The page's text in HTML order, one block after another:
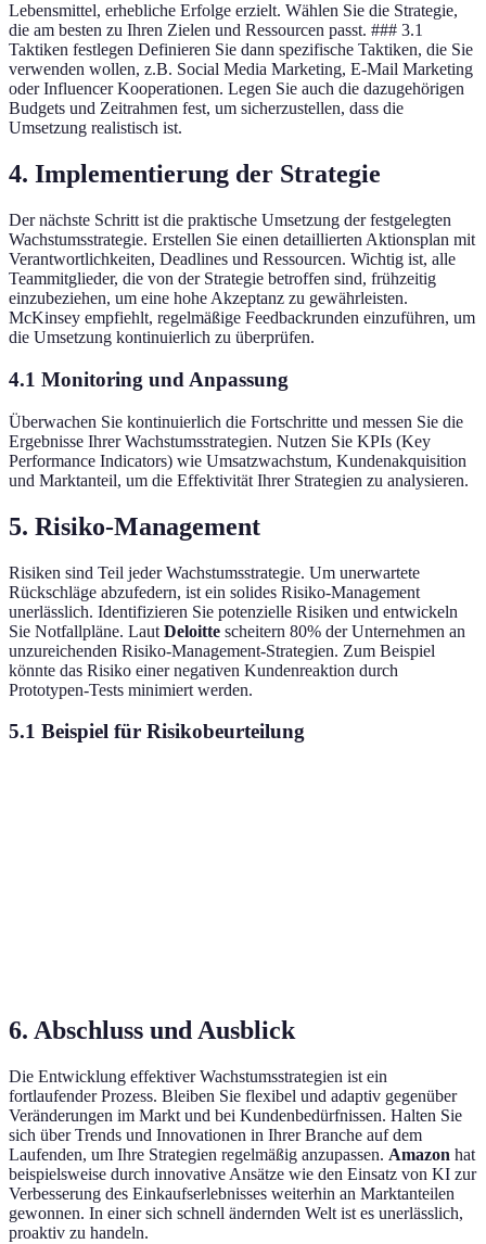
Lebensmittel, erhebliche Erfolge erzielt. Wählen Sie die Strategie,
die am besten zu Ihren Zielen und Ressourcen passt. ### 3.1
Taktiken festlegen Definieren Sie dann spezifische Taktiken, die Sie
verwenden wollen, z.B. Social Media Marketing, E-Mail Marketing
oder Influencer Kooperationen. Legen Sie auch die dazugehörigen
Budgets und Zeitrahmen fest, um sicherzustellen, dass die
Umsetzung realistisch ist.
4. Implementierung der Strategie
Der nächste Schritt ist die praktische Umsetzung der festgelegten
Wachstumsstrategie. Erstellen Sie einen detaillierten Aktionsplan mit
Verantwortlichkeiten, Deadlines und Ressourcen. Wichtig ist, alle
Teammitglieder, die von der Strategie betroffen sind, frühzeitig
einzubeziehen, um eine hohe Akzeptanz zu gewährleisten.
McKinsey empfiehlt, regelmäßige Feedbackrunden einzuführen, um
die Umsetzung kontinuierlich zu überprüfen.
4.1 Monitoring und Anpassung
Überwachen Sie kontinuierlich die Fortschritte und messen Sie die
Ergebnisse Ihrer Wachstumsstrategien. Nutzen Sie KPIs (Key
Performance Indicators) wie Umsatzwachstum, Kundenakquisition
und Marktanteil, um die Effektivität Ihrer Strategien zu analysieren.
5. Risiko-Management
Risiken sind Teil jeder Wachstumsstrategie. Um unerwartete
Rückschläge abzufedern, ist ein solides Risiko-Management
unerlässlich. Identifizieren Sie potenzielle Risiken und entwickeln
Sie Notfallpläne. Laut Deloitte scheitern 80% der Unternehmen an
unzureichenden Risiko-Management-Strategien. Zum Beispiel
könnte das Risiko einer negativen Kundenreaktion durch
Prototypen-Tests minimiert werden.
5.1 Beispiel für Risikobeurteilung
6. Abschluss und Ausblick
Die Entwicklung effektiver Wachstumsstrategien ist ein
fortlaufender Prozess. Bleiben Sie flexibel und adaptiv gegenüber
Veränderungen im Markt und bei Kundenbedürfnissen. Halten Sie
sich über Trends und Innovationen in Ihrer Branche auf dem
Laufenden, um Ihre Strategien regelmäßig anzupassen. Amazon hat
beispielsweise durch innovative Ansätze wie den Einsatz von KI zur
Verbesserung des Einkaufserlebnisses weiterhin an Marktanteilen
gewonnen. In einer sich schnell ändernden Welt ist es unerlässlich,
proaktiv zu handeln.